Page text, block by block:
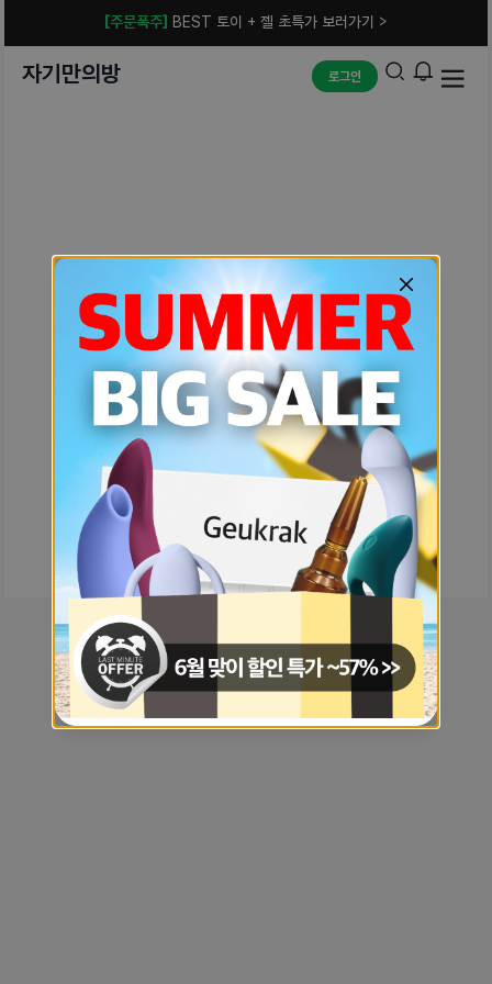
[주문폭주] BEST 토이 + 젤 초특가 보러가기 >
자기만의방 로그인
예상치 못한 에러입니다.